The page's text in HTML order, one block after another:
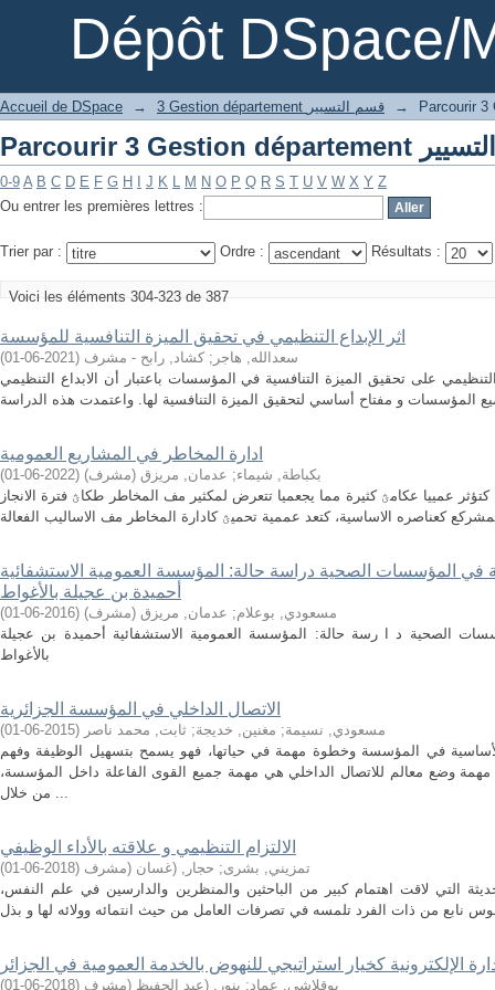
Dépôt DSpace/
Accueil de DSpace → 3 Gestion département قسم التسيير →
0-9 A B C D E F G H J K L M N O P Q R S T U V W X Y Z
Ou entrer les premières lettres :
Trier par : Ordre : Résultats :
Voici les éléments 304-323 de 387
اثر الإبداع التنظيمي في تحقيق الميزة التنافسية للمؤسسة
سعدالله, هاجر ; كشاد, رابح - مشرف (
2021-06-01
)
على تحقيق الميزة التنافسية في المؤسسات باعتبار أن الابداع التنظيمي
ادارة المخاطر في المشاريع العمومية
بكباطة, شيماء; عدمان, مريزق (مشرف) (
2022-06-01
)
عمييا عكامؿ كثيرة مما يجعميا تتعرض لمكثير مف المخاطر طكاؿ فترة الانجاز
في المؤسسات الصحية دراسة حالة: المؤسسة العمومية الاستشفائية
أحميدة بن عجيلة بالأغواط
مسعودي, بوعلام; عدمان, مريزق (مشرف) (
2016-06-01
)
الصحية د ا رسة حالة: المؤسسة العمومية الاستشفائية أحميدة بن عجيلة
بالأغواط
الاتصال الداخلي في المؤسسة الجزائرية
مسعودي, نسيمة; مغنين, خديجة; ثابت, محمد ناصر (
2015-06-01
)
في المؤسسة وخطوة مهمة في حياتها، فهو يسمح بتسهيل الوظيفة وفهم
وضع معالم للاتصال الداخلي هي مهمة جميع القوى الفاعلة داخل المؤسسة،
من خلال ...
الالتزام التنظيمي و علاقته بالأداء الوظيفي
تمزيني, بشرى; حجار, (غسان (مشرف (
2018-06-01
)
التي لاقت اهتمام كبير من الباحثين والمنظرين والدارسين في علم النفس،
الإلكترونية كخيار استراتيجي للنهوض بالخدمة العمومية في الجزائر
بوقلاشي, عماد; بنور, (عبد الحفيظ (مشرف (
2018-06-01
)